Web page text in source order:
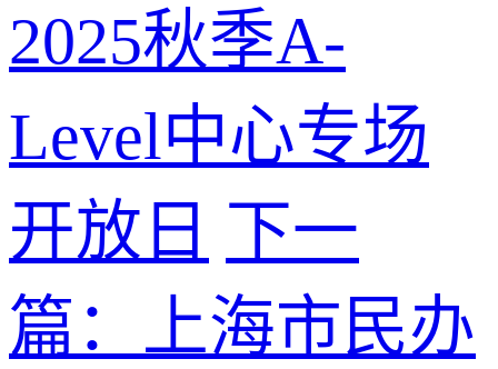
2025秋季A-
Level中心专场
开放日 下一
篇：上海市民办